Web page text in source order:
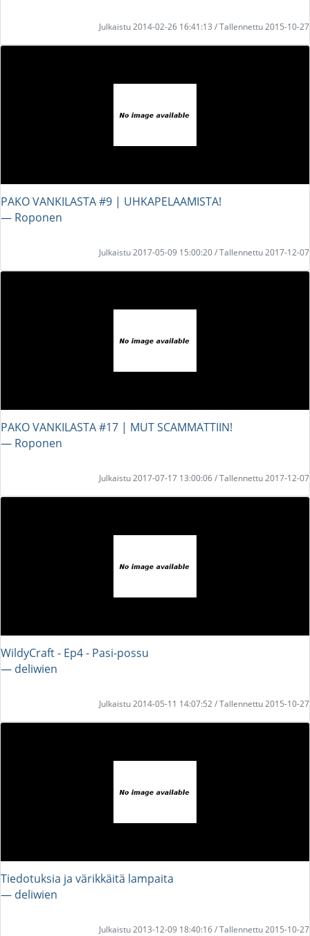
Julkaistu 2014-02-26 16:41:13 / Tallennettu 2015-10-27
PAKO VANKILASTA #9 | UHKAPELAAMISTA!
― Roponen
Julkaistu 2017-05-09 15:00:20 / Tallennettu 2017-12-07
PAKO VANKILASTA #17 | MUT SCAMMATTIIN!
― Roponen
Julkaistu 2017-07-17 13:00:06 / Tallennettu 2017-12-07
WildyCraft - Ep4 - Pasi-possu
― deliwien
Julkaistu 2014-05-11 14:07:52 / Tallennettu 2015-10-27
Tiedotuksia ja värikkäitä lampaita
― deliwien
Julkaistu 2013-12-09 18:40:16 / Tallennettu 2015-10-27